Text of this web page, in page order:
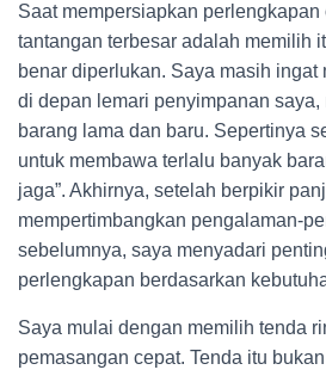
Saat mempersiapkan perlengkapan
tantangan terbesar adalah memilih
benar diperlukan. Saya masih ingat
di depan lemari penyimpanan
barang lama dan baru. Sepertinya
untuk membawa terlalu banyak
jaga”. Akhirnya, setelah berpikir
mempertimbangkan pengalaman-
sebelumnya, saya menyadari
perlengkapan berdasarkan
Saya mulai dengan memilih tenda
pemasangan cepat. Tenda itu